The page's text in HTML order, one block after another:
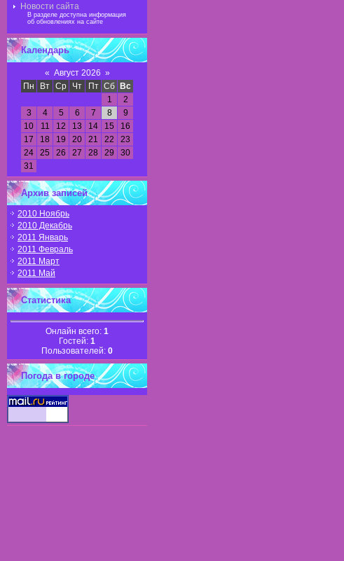
Новости сайта
В разделе доступна информация
об обновлениях на сайте
Календарь
« Август 2026 »
Пн
Вт Ср Чт Пт Сб Вс
1
2
3
4 5 6 7 8
9
10
11 12 13 14 15
16
17
18 19 20 21 22
23
24
25 26 27 28 29
30
31
Архив записей
2010 Ноябрь
2010 Декабрь
2011 Январь
2011 Февраль
2011 Март
2011 Май
Статистика
Онлайн всего: 1
Гостей: 1
Пользователей: 0
Погода в городе